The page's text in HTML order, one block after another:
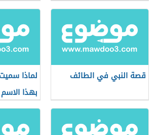
قصة النبي في الطائف
لماذا
بهذا الاسم